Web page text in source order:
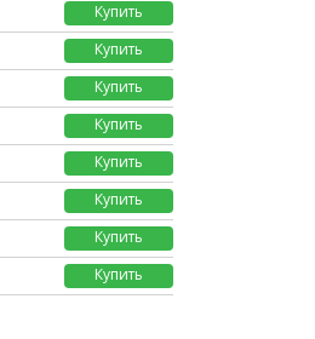
Купить
Купить
Купить
Купить
Купить
Купить
Купить
Купить